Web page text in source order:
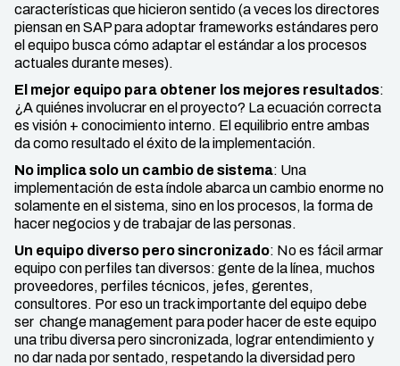
características que hicieron sentido (a veces los directores
piensan en SAP para adoptar frameworks estándares pero
el equipo busca cómo adaptar el estándar a los procesos
actuales durante meses).
El mejor equipo para obtener los mejores resultados:
¿A quiénes involucrar en el proyecto? La ecuación correcta
es visión + conocimiento interno. El equilibrio entre ambas
da como resultado el éxito de la implementación.
No implica solo un cambio de sistema: Una
implementación de esta índole abarca un cambio enorme no
solamente en el sistema, sino en los procesos, la forma de
hacer negocios y de trabajar de las personas.
Un equipo diverso pero sincronizado: No es fácil armar
equipo con perfiles tan diversos: gente de la línea, muchos
proveedores, perfiles técnicos, jefes, gerentes,
consultores. Por eso un track importante del equipo debe
ser change management para poder hacer de este equipo
una tribu diversa pero sincronizada, lograr entendimiento y
no dar nada por sentado, respetando la diversidad pero